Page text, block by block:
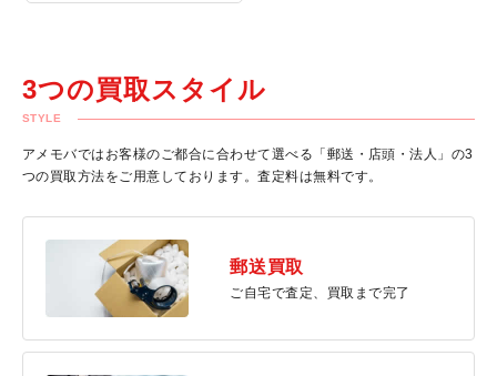
3つの買取スタイル
STYLE
アメモバではお客様のご都合に合わせて選べる「郵送・店頭・法人」の3
つの買取方法をご用意しております。査定料は無料です。
郵送買取
ご自宅で査定、買取まで完了